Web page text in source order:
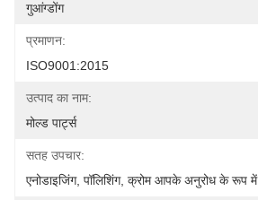
गुआंग्डोंग
प्रमाणन:
ISO9001:2015
उत्पाद का नाम:
मोल्ड पार्ट्स
सतह उपचार:
एनोडाइजिंग, पॉलिशिंग, क्रोम आपके अनुरोध के रूप में